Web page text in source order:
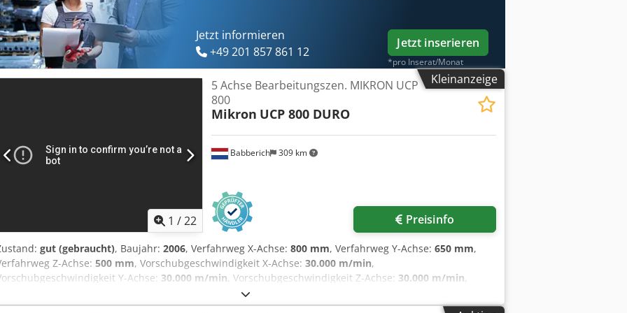
Jetzt informieren
+49 201 857 861 12
Jetzt inserieren
*pro Inserat/Monat
Kleinanzeige
1 /22
Babberich 309 km
5 Achse Bearbeitungszen. MIKRON UCP
800
Mikron UCP 800 DURO
Preisinfo
gut (gebraucht), Baujahr: 2006, Verfahrweg X-Achse: 800 mm, Verfahrweg Y-Achse: 650 mm,
Z-Achse: 500 mm, Vorschubgeschwindigkeit X-Achse: 30.000 m/min,
Y-Achse: 30.000 m/min, Vorschubgeschwindigkeit Z-Achse: 30.000 m/min,
, Gesamthöhe:
2.400 mm, Tischbreite:600 mm, Tischlänge:600 mm, Tischbelastung:500 kg,